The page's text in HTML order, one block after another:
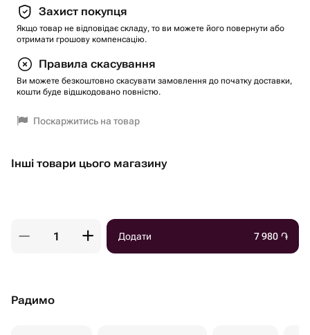
Захист покупця
Якщо товар не відповідає складу, то ви можете його повернути або
отримати грошову компенсацію.
Правила скасування
Ви можете безкоштовно скасувати замовлення до початку доставки,
кошти буде відшкодовано повністю.
Поскаржитись на товар
Інші товари цього магазину
Додати 7 980 ֏
Радимо